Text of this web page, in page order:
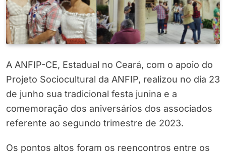
A ANFIP-CE, Estadual no Ceará, com o apoio do
Projeto Sociocultural da ANFIP, realizou no dia 23
de junho sua tradicional festa junina e a
comemoração dos aniversários dos associados
referente ao segundo trimestre de 2023.
Os pontos altos foram os reencontros entre os